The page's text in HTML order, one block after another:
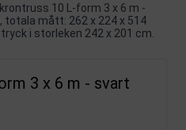
10 L-form 3 x 6 m -
totala mått: 262 x 224 x 514
i storleken 242 x 201 cm.
3 x 6 m - svart